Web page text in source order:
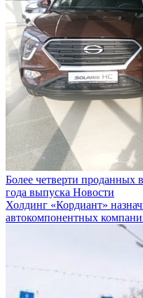
Более четверти проданных
года выпуска Новости
Холдинг «Кордиант»
автокомпонентных